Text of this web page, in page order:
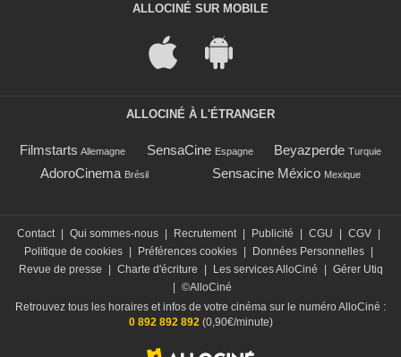
ALLOCINÉ SUR MOBILE
ALLOCINÉ À L'ÉTRANGER
Filmstarts Allemagne SensaCine Espagne Beyazperde Turquie
AdoroCinema Brésil Sensacine México Mexique
Contact | Qui sommes-nous | Recrutement | Publicité | CGU | CGV |
Politique de cookies | Préférences cookies | Données Personnelles |
Revue de presse
| Charte d'écriture | Les services AlloCiné | Gérer Utiq
| ©AlloCiné
Retrouvez tous les horaires et infos de votre cinéma sur le numéro AlloCiné :
0 892 892 892 (0,90€/minute)